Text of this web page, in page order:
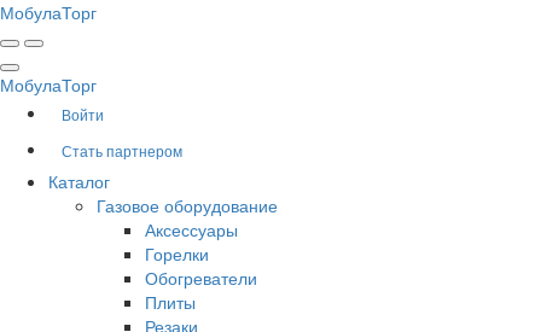
МобулаТорг
МобулаТорг
Войти
Стать партнером
Каталог
Газовое оборудование
Аксессуары
Горелки
Обогреватели
Плиты
Резаки